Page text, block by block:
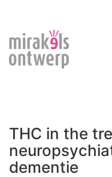
THC in the
dementie